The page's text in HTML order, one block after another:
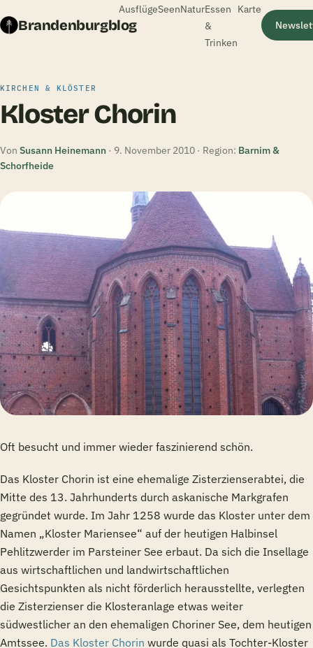
Brandenburgblog
AusflügeSeenNaturEssen
&
Trinken
Karte
KIRCHEN & KLÖSTER
Kloster Chorin
Von Susann Heinemann · 9. November 2010 · Region: Barnim &
Schorfheide
Oft besucht und immer wieder faszinierend schön.
Das Kloster Chorin ist eine ehemalige Zisterzienserabtei, die
Mitte des 13. Jahrhunderts durch askanische Markgrafen
gegründet wurde. Im Jahr 1258 wurde das Kloster unter dem
Namen „Kloster Mariensee“ auf der heutigen Halbinsel
Pehlitzwerder im Parsteiner See erbaut. Da sich die Insellage
aus wirtschaftlichen und landwirtschaftlichen
Gesichtspunkten als nicht förderlich herausstellte, verlegten
die Zisterzienser die Klosteranlage etwas weiter
südwestlicher an den ehemaligen Choriner See, dem heutigen
Amtssee. Das Kloster Chorin wurde quasi als Tochter-Kloster